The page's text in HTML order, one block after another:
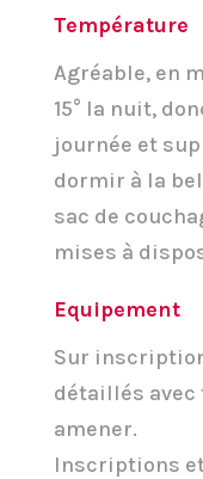
Température
Agréable, en
15° la nuit,
journée et
dormir à la
sac de
mises à
Equipement
Sur
détaillés avec
amener.
Inscriptions